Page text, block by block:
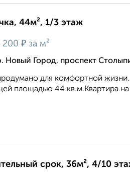
44м², 1/3 этаж
200 ₽ за м²
Новый Город, проспект
для комфортной
площадью 44 кв.м.Квартира
срок, 36м², 4/10